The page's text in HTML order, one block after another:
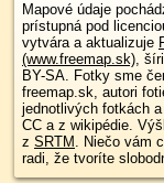
Mapové údaje
prístupná pod
vytvára a aktualizuje
(www.freemap.sk),
BY-SA. Fotky sme
freemap.sk, autori
jednotlivých fotkách
CC a z wikipédie.
z SRTM . Niečo vám
radi, že tvoríte